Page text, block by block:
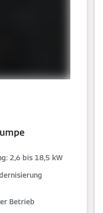
2,6 bis 18,5 kW
Betrieb